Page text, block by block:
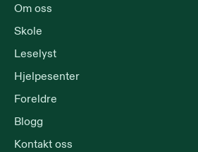
Om oss
Skole
Leselyst
Hjelpesenter
Foreldre
Blogg
Kontakt oss